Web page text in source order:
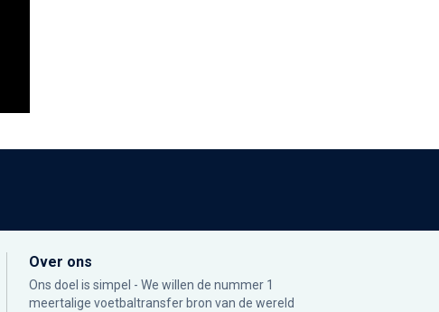
Over ons
Ons doel is simpel - We willen de nummer 1
meertalige voetbaltransfer bron van de wereld